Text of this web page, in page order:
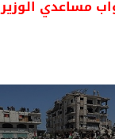
مساعدي الوزير